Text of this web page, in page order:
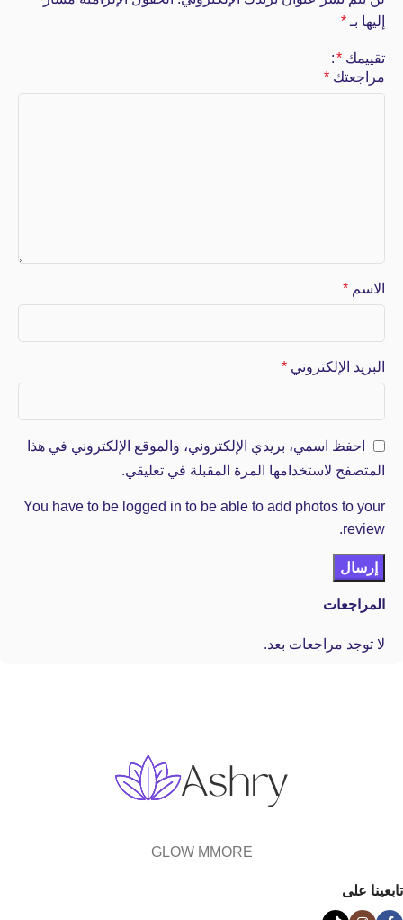
المراجعات
لا توجد مراجعات بعد.
إليها بـ *
تقييمك *
مراجعتك *
الاسم *
البريد الإلكتروني *
احفظ اسمي، بريدي الإلكتروني، والموقع الإلكتروني في هذا
المتصفح لاستخدامها المرة المقبلة في تعليقي.
You have to be logged in to be able to add photos to your
review.
GLOW MMORE
تابعينا على